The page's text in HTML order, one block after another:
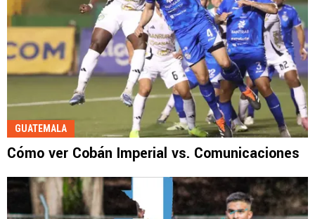
GUATEMALA
Cómo ver Cobán Imperial vs. Comunicaciones